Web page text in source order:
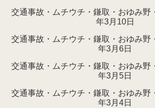
交通事故・ムチウチ・鎌取・おゆみ野
年3月10日
交通事故・ムチウチ・鎌取・おゆみ野
年3月6日
交通事故・ムチウチ・鎌取・おゆみ野
年3月5日
交通事故・ムチウチ・鎌取・おゆみ野
年3月4日